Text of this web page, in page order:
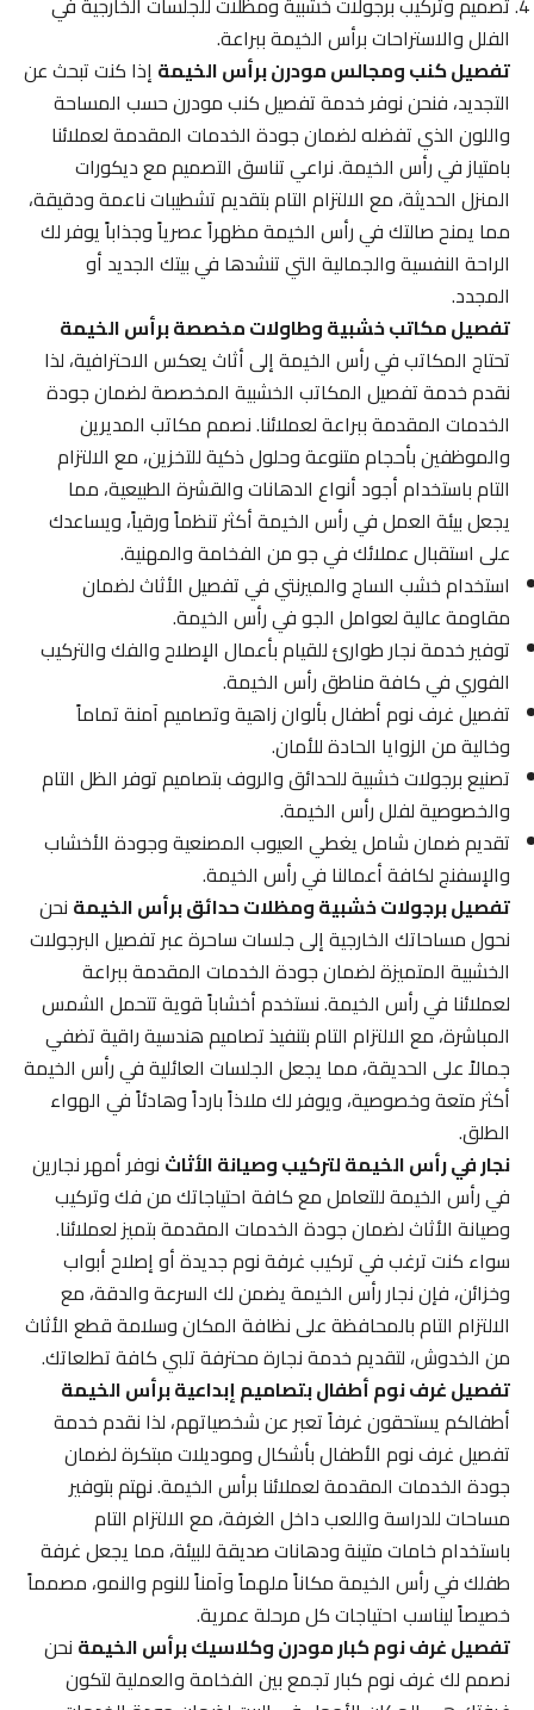
الفلل والاستراحات برأس الخيمة ببراعة.
تفصيل كنب ومجالس مودرن برأس الخيمةإذا كنت تبحث عن
التجديد، فنحن نوفر خدمة تفصيل كنب مودرن حسب المساحة
واللون الذي تفضله لضمان جودة الخدمات المقدمة لعملائنا
بامتياز في رأس الخيمة. نراعي تناسق التصميم مع ديكورات
المنزل الحديثة، مع الالتزام التام بتقديم تشطيبات ناعمة ودقيقة،
مما يمنح صالتك في رأس الخيمة مظهراً عصرياً وجذاباً يوفر لك
الراحة النفسية والجمالية التي تنشدها في بيتك الجديد أو
المجدد.
تفصيل مكاتب خشبية وطاولات مخصصة برأس الخيمة
تحتاج المكاتب في رأس الخيمة إلى أثاث يعكس الاحترافية، لذا
نقدم خدمة تفصيل المكاتب الخشبية المخصصة لضمان جودة
الخدمات المقدمة ببراعة لعملائنا. نصمم مكاتب المديرين
والموظفين بأحجام متنوعة وحلول ذكية للتخزين، مع الالتزام
التام باستخدام أجود أنواع الدهانات والقشرة الطبيعية، مما
يجعل بيئة العمل في رأس الخيمة أكثر تنظماً ورقياً، ويساعدك
على استقبال عملائك في جو من الفخامة والمهنية.
استخدام خشب الساج والميرنتي في تفصيل الأثاث لضمان
مقاومة عالية لعوامل الجو في رأس الخيمة.
توفير خدمة نجار طوارئ للقيام بأعمال الإصلاح والفك والتركيب
الفوري في كافة مناطق رأس الخيمة.
تفصيل غرف نوم أطفال بألوان زاهية وتصاميم آمنة تماماً
وخالية من الزوايا الحادة للأمان.
تصنيع برجولات خشبية للحدائق والروف بتصاميم توفر الظل التام
والخصوصية لفلل رأس الخيمة.
تقديم ضمان شامل يغطي العيوب المصنعية وجودة الأخشاب
والإسفنج لكافة أعمالنا في رأس الخيمة.
تفصيل برجولات خشبية ومظلات حدائق برأس الخيمةنحن
نحول مساحاتك الخارجية إلى جلسات ساحرة عبر تفصيل البرجولات
الخشبية المتميزة لضمان جودة الخدمات المقدمة ببراعة
لعملائنا في رأس الخيمة. نستخدم أخشاباً قوية تتحمل الشمس
المباشرة، مع الالتزام التام بتنفيذ تصاميم هندسية راقية تضفي
جمالاً على الحديقة، مما يجعل الجلسات العائلية في رأس الخيمة
أكثر متعة وخصوصية، ويوفر لك ملاذاً بارداً وهادئاً في الهواء
الطلق.
نجار في رأس الخيمة لتركيب وصيانة الأثاثنوفر أمهر نجارين
في رأس الخيمة للتعامل مع كافة احتياجاتك من فك وتركيب
وصيانة الأثاث لضمان جودة الخدمات المقدمة بتميز لعملائنا.
سواء كنت ترغب في تركيب غرفة نوم جديدة أو إصلاح أبواب
وخزائن، فإن نجار رأس الخيمة يضمن لك السرعة والدقة، مع
الالتزام التام بالمحافظة على نظافة المكان وسلامة قطع الأثاث
من الخدوش، لتقديم خدمة نجارة محترفة تلبي كافة تطلعاتك.
تفصيل غرف نوم أطفال بتصاميم إبداعية برأس الخيمة
أطفالكم يستحقون غرفاً تعبر عن شخصياتهم، لذا نقدم خدمة
تفصيل غرف نوم الأطفال بأشكال وموديلات مبتكرة لضمان
جودة الخدمات المقدمة لعملائنا برأس الخيمة. نهتم بتوفير
مساحات للدراسة واللعب داخل الغرفة، مع الالتزام التام
باستخدام خامات متينة ودهانات صديقة للبيئة، مما يجعل غرفة
طفلك في رأس الخيمة مكاناً ملهماً وآمناً للنوم والنمو، مصمماً
خصيصاً ليناسب احتياجات كل مرحلة عمرية.
تفصيل غرف نوم كبار مودرن وكلاسيك برأس الخيمةنحن
نصمم لك غرف نوم كبار تجمع بين الفخامة والعملية لتكون